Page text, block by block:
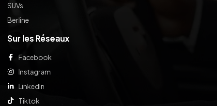
SUVs
Berline
Sur les Réseaux
Facebook
Instagram
LinkedIn
Tiktok